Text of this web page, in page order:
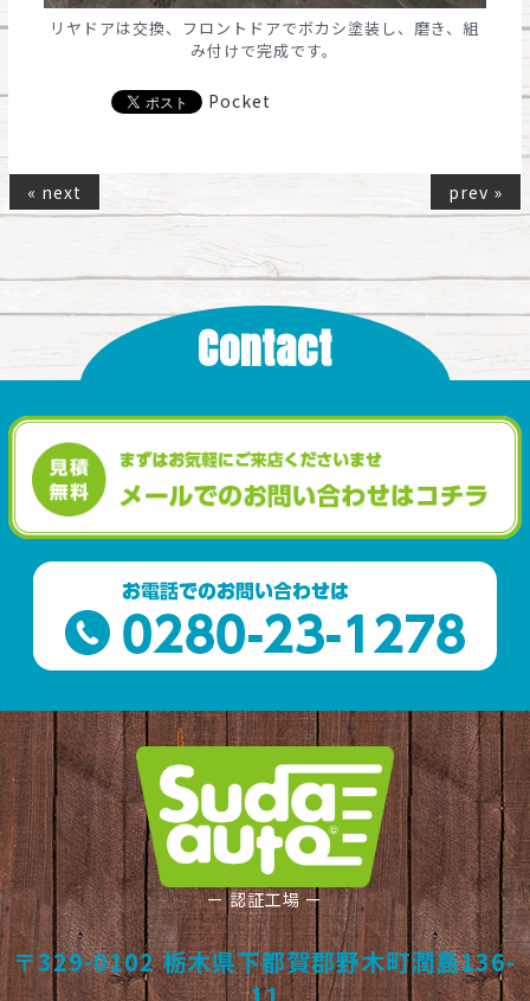
リヤドアは交換、フロントドアでボカシ塗装し、磨き、組
み付けで完成です。
Pocket
« next prev »
Contact
ー 認証工場 ー
〒329-0102 栃木県下都賀郡野木町潤島136-